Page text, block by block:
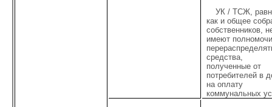
УК / ТСЖ,
как и общее
собственников,
имеют
средства,
полученные от
потребителей в
на оплату
коммунальных